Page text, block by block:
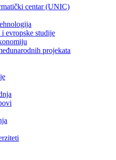
centar (UNIC)
i evropske studije
projekata